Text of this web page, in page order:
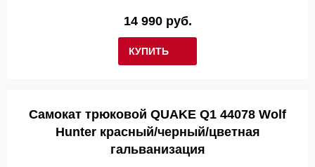
КУПИТЬ
14 990 руб.
Самокат трюковой QUAKE Q1 44078 Wolf
Hunter красный/черный/цветная
гальванизация